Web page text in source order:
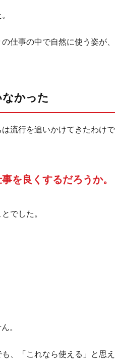
仕事の中で自然に使う姿が、
かった
流行を追いかけてきたわけで
を良くするだろうか。
でした。
。
、「これなら使える」と思え